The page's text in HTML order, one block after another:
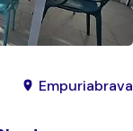
Empuriabrava